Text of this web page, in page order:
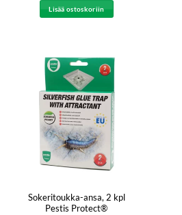
Lisää ostoskoriin
Sokeritoukka-ansa, 2 kpl
Pestis Protect®